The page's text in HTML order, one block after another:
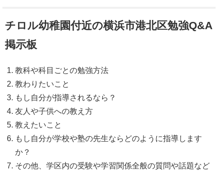
チロル幼稚園付近の横浜市港北区勉強Q&A
掲示板
教科や科目ごとの勉強方法
教わりたいこと
もし自分が指導されるなら？
友人や子供への教え方
教えたいこと
もし自分が学校や塾の先生ならどのように指導します
か？
その他、学区内の受験や学習関係全般の質問や話題など